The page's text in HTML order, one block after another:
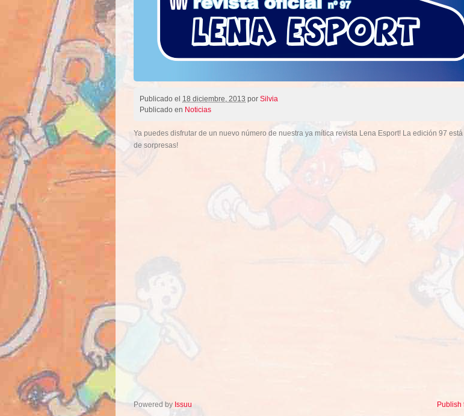
Publicado el 18 diciembre, 2013 por Silvia
Publicado en Noticias
Ya puedes disfrutar de un nuevo número de nuestra ya mítica revista Lena Esport! La edición 97
de sorpresas!
Powered by Issuu Publish